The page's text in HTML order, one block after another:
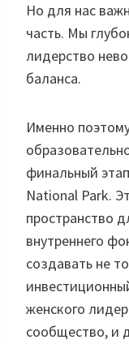
Но для нас
часть. Мы
лидерство
баланса.
Именно
финальный
National Park.
пространство
внутреннего
создавать не
женского
сообщество, и